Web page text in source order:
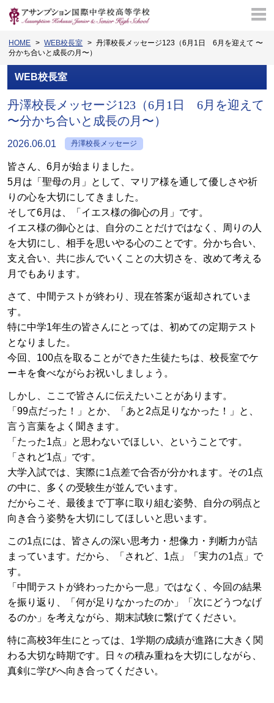
HOME WEB校長室
丹澤校長メッセージ123（6月1日 6月を迎えて 〜
分かち合いと成長の月〜）
WEB校長室
丹澤校長メッセージ123（6月1日 6月を迎えて
〜分かち合いと成長の月〜）
2026.06.01 丹澤校長メッセージ
皆さん、6月が始まりました。
5月は「聖母の月」として、マリア様を通して優しさや祈
りの心を大切にしてきました。
そして6月は、「イエス様の御心の月」です。
イエス様の御心とは、自分のことだけではなく、周りの人
を大切にし、相手を思いやる心のことです。分かち合い、
支え合い、共に歩んでいくことの大切さを、改めて考える
月でもあります。
さて、中間テストが終わり、現在答案が返却されていま
す。
特に中学1年生の皆さんにとっては、初めての定期テスト
となりました。
今回、 100点を取ることができた生徒たちは、校長室でケ
ーキを食べながらお祝いしましょう。
しかし、ここで皆さんに伝えたいことがあります。
「 99点だった！」とか、「あと 2点足りなかった！」と、
言う言葉をよく聞きます。
「たった1点」と思わないでほしい、ということです。
「されど1点」です。
大学入試では、実際に1点差で合否が分かれます。その1点
の中に、多くの受験生が並んでいます。
だからこそ、最後まで丁寧に取り組む姿勢、自分の弱点と
向き合う姿勢を大切にしてほしいと思います。
この1点には、皆さんの深い思考力・想像力・判断力が詰
まっています。だから、「されど、1点」「実力の1点」で
す。
「中間テストが終わったから一息」ではなく、今回の結果
を振り返り、「何が足りなかったのか」「次にどうつなげ
るのか」を考えながら、期末試験に繋げてください。
特に高校3年生にとっては、 1学期の成績が進路に大きく関
わる大切な時期です。日々の積み重ねを大切にしながら、
真剣に学びへ向き合ってください。